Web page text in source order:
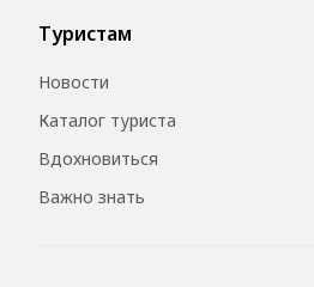
Туристам
Новости
Каталог туриста
Вдохновиться
Важно знать